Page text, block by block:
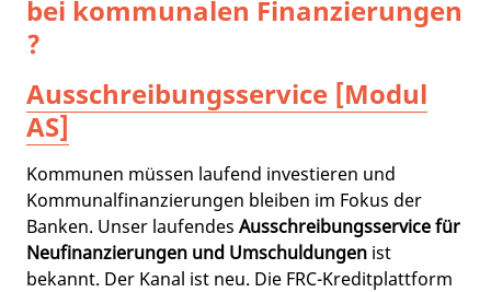
bei kommunalen Finanzierungen
?
Ausschreibungsservice [Modul
AS]
Kommunen müssen laufend investieren und
Kommunalfinanzierungen bleiben im Fokus der
Banken. Unser laufendes Ausschreibungsservice für
Neufinanzierungen und Umschuldungen ist
bekannt. Der Kanal ist neu. Die FRC-Kreditplattform